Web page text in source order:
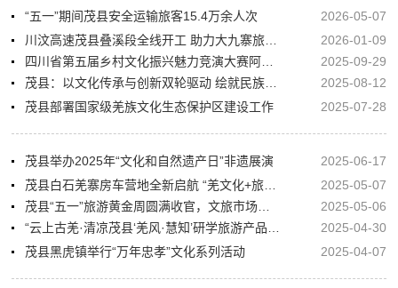
“五一”期间茂县安全运输旅客15.4万余人次
2026-05-07
2026-01-09
2025-09-29
2025-08-12
茂县部署国家级羌族文化生态保护区建设工作
2025-07-28
茂县举办2025年“文化和自然遗产日”非遗展演
2025-06-17
2025-05-07
2025-05-06
2025-04-30
茂县黑虎镇举行“万年忠孝”文化系列活动
2025-04-07